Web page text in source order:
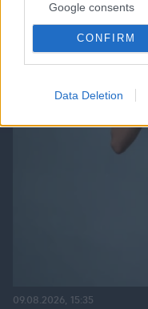
Google consents
CONFIRM
Data Deletion
09.08.2026, 15:35